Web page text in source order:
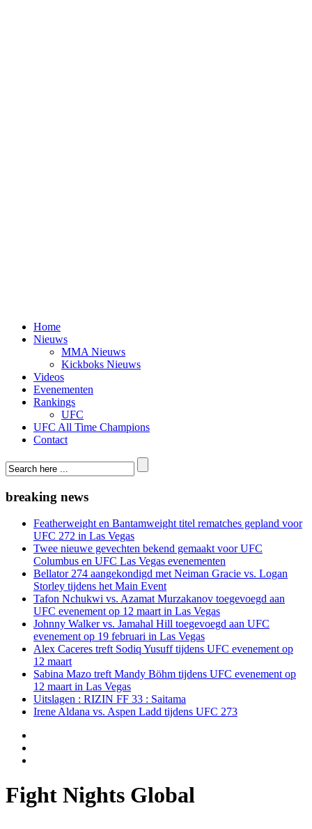
Home
Nieuws
MMA Nieuws
Kickboks Nieuws
Videos
Evenementen
Rankings
UFC
UFC All Time Champions
Contact
breaking news
Featherweight en Bantamweight titel rematches gepland voor
UFC 272 in Las Vegas
Twee nieuwe gevechten bekend gemaakt voor UFC
Columbus en UFC Las Vegas evenementen
Bellator 274 aangekondigd met Neiman Gracie vs. Logan
Storley tijdens het Main Event
Tafon Nchukwi vs. Azamat Murzakanov toegevoegd aan
UFC evenement op 12 maart in Las Vegas
Johnny Walker vs. Jamahal Hill toegevoegd aan UFC
evenement op 19 februari in Las Vegas
Alex Caceres treft Sodiq Yusuff tijdens UFC evenement op
12 maart
Sabina Mazo treft Mandy Böhm tijdens UFC evenement op
12 maart in Las Vegas
Uitslagen : RIZIN FF 33 : Saitama
Irene Aldana vs. Aspen Ladd tijdens UFC 273
Fight Nights Global